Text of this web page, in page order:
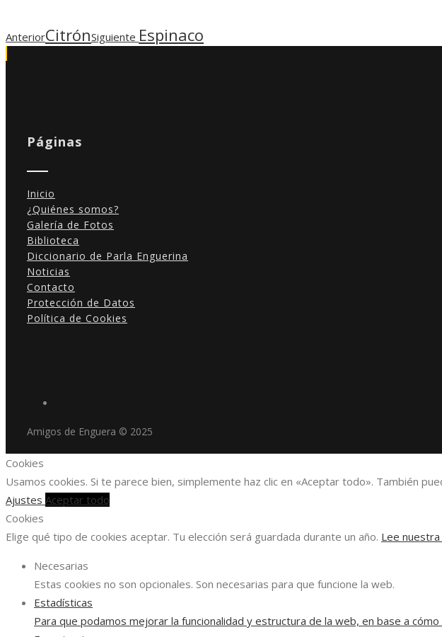
AnteriorCitrónSiguiente Espinaco
Páginas
Inicio
¿Quiénes somos?
Galería de Fotos
Biblioteca
Diccionario de Parla Enguerina
Noticias
Contacto
Protección de Datos
Política de Cookies
Amigos de Enguera © 2025
Cookies
Usamos cookies. Si te parece bien, simplemente haz clic en «Aceptar todo». También
Ajustes Aceptar todo
Cookies
Elige qué tipo de cookies aceptar. Tu elección será guardada durante un año. Lee
Necesarias
Estas cookies no son opcionales. Son necesarias para que funcione la web.
Estadísticas
Para que podamos mejorar la funcionalidad y estructura de la web, en base a cómo